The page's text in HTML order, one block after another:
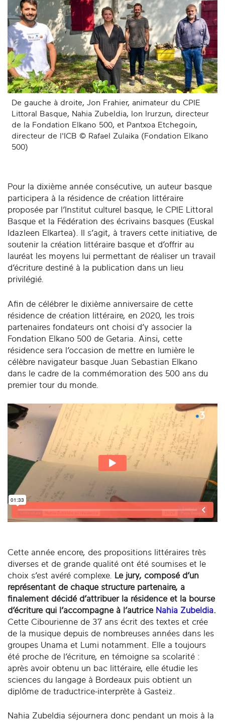
De gauche à droite, Jon Frahier, animateur du CPIE
Littoral Basque, Nahia Zubeldia, Ion Irurzun, directeur
de la Fondation Elkano 500, et Pantxoa Etchegoin,
directeur de l'ICB © Rafael Zulaika (Fondation Elkano
500)
Pour la dixième année consécutive, un auteur basque
participera à la résidence de création littéraire
proposée par l’Institut culturel basque, le CPIE Littoral
Basque et la Fédération des écrivains basques (Euskal
Idazleen Elkartea). Il s’agit, à travers cette initiative, de
soutenir la création littéraire basque et d’offrir au
lauréat les moyens lui permettant de réaliser un travail
d’écriture destiné à la publication dans un lieu
privilégié.
Afin de célébrer le dixième anniversaire de cette
résidence de création littéraire, en 2020, les trois
partenaires fondateurs ont choisi d’y associer la
Fondation Elkano 500 de Getaria. Ainsi, cette
résidence sera l’occasion de mettre en lumière le
célèbre navigateur basque Juan Sebastian Elkano
dans le cadre de la commémoration des 500 ans du
premier tour du monde.
Cette année encore, des propositions littéraires très
diverses et de grande qualité ont été soumises et le
choix s’est avéré complexe.
Le jury, composé d’un
représentant de chaque structure partenaire, a
finalement décidé d’attribuer la résidence et la bourse
d’écriture qui l’accompagne à l’autrice Nahia Zubeldia.
Cette Cibourienne de 37 ans écrit des textes et crée
de la musique depuis de nombreuses années dans les
groupes Unama et Lumi notamment. Elle a toujours
été proche de l’écriture, en témoigne sa scolarité :
après avoir obtenu un bac littéraire, elle étudie les
sciences du langage à Bordeaux puis obtient un
diplôme de traductrice-interprète à Gasteiz.
Nahia Zubeldia séjournera donc pendant un mois à la